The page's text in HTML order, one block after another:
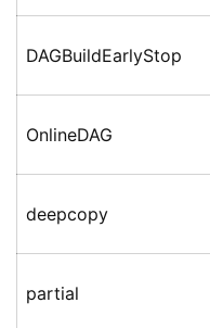
DAGBuildEarlyStop
OnlineDAG
deepcopy
partial